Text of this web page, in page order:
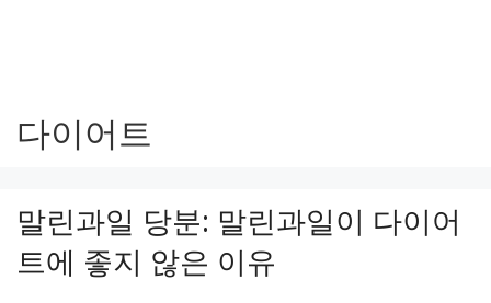
다이어트
말린과일 당분: 말린과일이 다이어
트에 좋지 않은 이유